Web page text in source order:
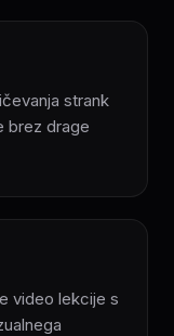
strank
brez drage
video lekcije s